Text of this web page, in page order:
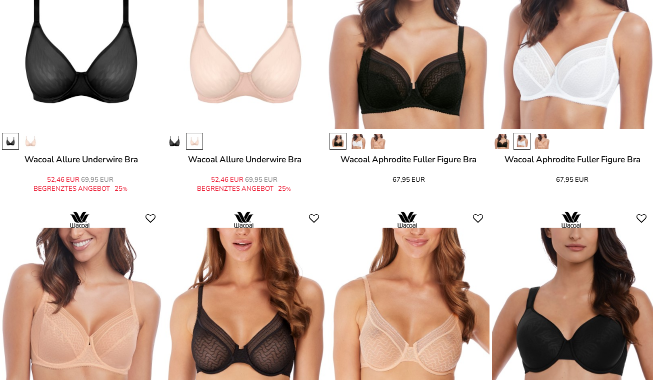
Wacoal Allure Underwire Bra
52,46 EUR69,95 EUR
BEGRENZTES ANGEBOT -25%
Wacoal Allure Underwire Bra
52,46 EUR69,95 EUR
BEGRENZTES ANGEBOT -25%
Wacoal Aphrodite Fuller Figure Bra
67,95 EUR
Wacoal Aphrodite Fuller Figure Bra
67,95 EUR